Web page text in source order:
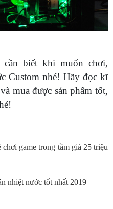
biết khi muốn chơi,
Custom nhé! Hãy đọc kĩ
mua được sản phẩm tốt,
game trong tầm giá 25 triệu
nhiệt nước tốt nhất 2019